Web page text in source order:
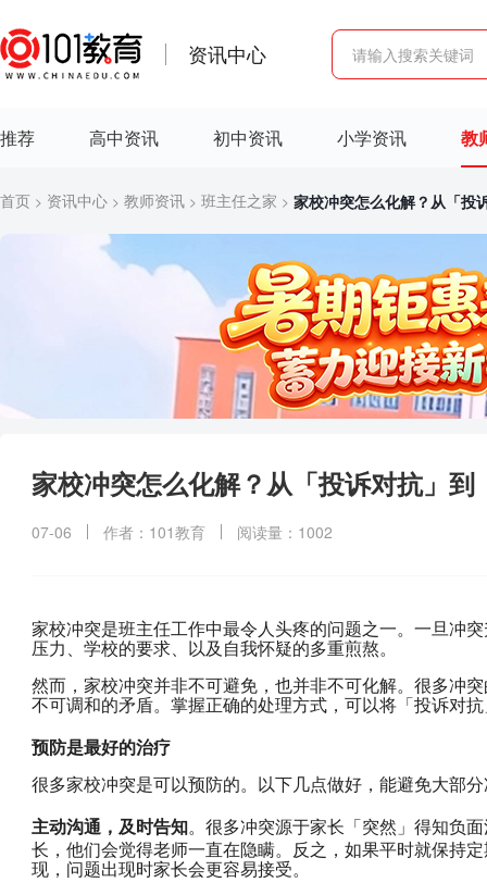
资讯中心
推荐 高中资讯 初中资讯 小学资讯 教
首页 > 资讯中心 > 教师资讯 > 班主任之家 > 家校冲突怎么化解？从「投
家校冲突怎么化解？从「投诉对抗」到
07-06 作者：101教育 阅读量：1002
家校冲突是班主任工作中最令人头疼的问题之一。一旦冲
压力、学校的要求、以及自我怀疑的多重煎熬。
然而，家校冲突并非不可避免，也并非不可化解。很多冲
不可调和的矛盾。掌握正确的处理方式，可以将「投诉对
预防是最好的治疗
很多家校冲突是可以预防的。以下几点做好，能避免大部
主动沟通，及时告知。很多冲突源于家长「突然」得知负
长，他们会觉得老师一直在隐瞒。反之，如果平时就保持
现，问题出现时家长会更容易接受。